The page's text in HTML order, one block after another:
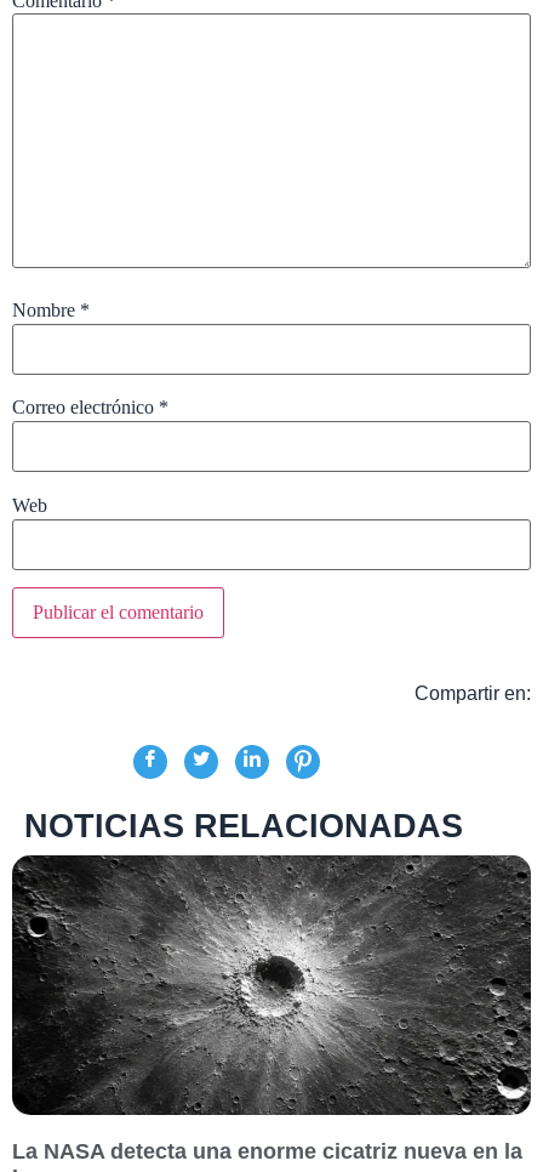
Nombre *
Correo electrónico *
Web
Compartir en:
NOTICIAS RELACIONADAS
La NASA detecta una enorme cicatriz nueva en la